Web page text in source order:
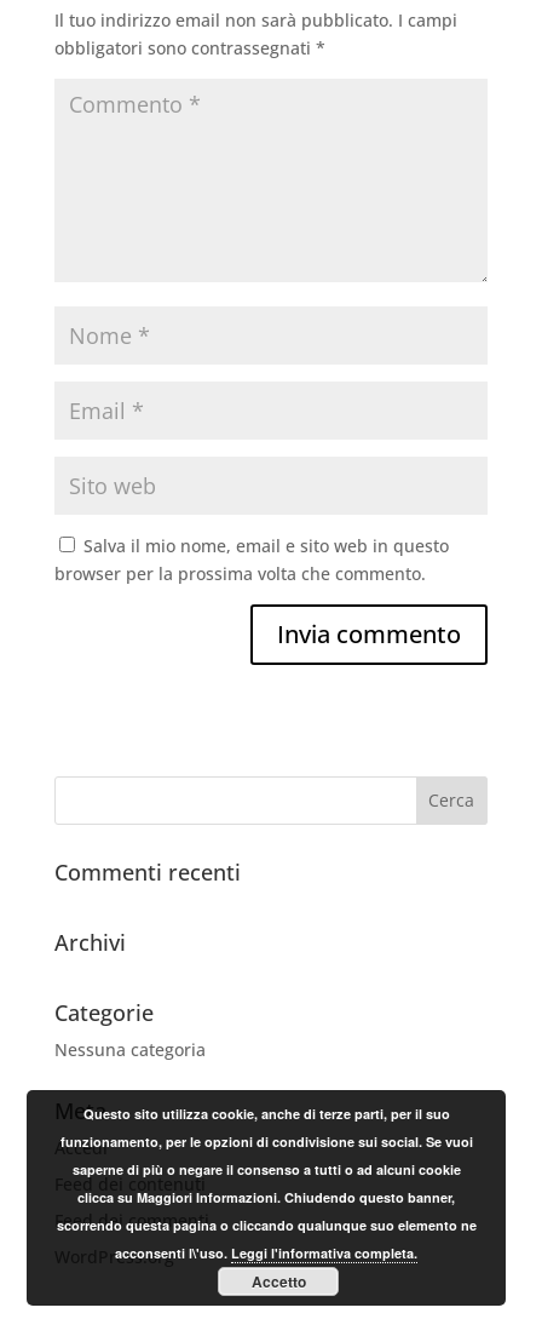
Il tuo indirizzo email non sarà pubblicato. I campi
obbligatori sono contrassegnati *
Salva il mio nome, email e sito web in questo
browser per la prossima volta che commento.
Commenti recenti
Archivi
Categorie
Nessuna categoria
Meta
Accedi
Feed dei contenuti
Feed dei commenti
WordPress.org
Questo sito utilizza cookie, anche di terze parti, per il suo
funzionamento, per le opzioni di condivisione sui social. Se vuoi
saperne di più o negare il consenso a tutti o ad alcuni cookie
clicca su Maggiori Informazioni. Chiudendo questo banner,
scorrendo questa pagina o cliccando qualunque suo elemento ne
acconsenti l\'uso.Leggi l'informativa completa.
Accetto